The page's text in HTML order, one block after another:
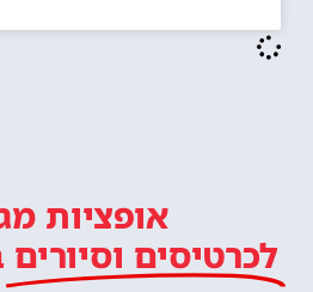
אופציות
לכרטיסים וסיורים